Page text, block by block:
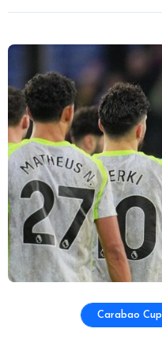
Carabao Cup